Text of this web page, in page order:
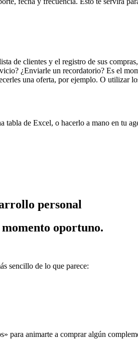
de clientes y el registro de sus
¿Enviarle un recordatorio? Es el
una oferta, por ejemplo. O utilizar
de Excel, o hacerlo a mano en tu
personal
oportuno.
sencillo de lo que parece:
para animarte a comprar algún